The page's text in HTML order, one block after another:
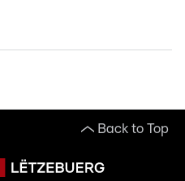
Back to Top